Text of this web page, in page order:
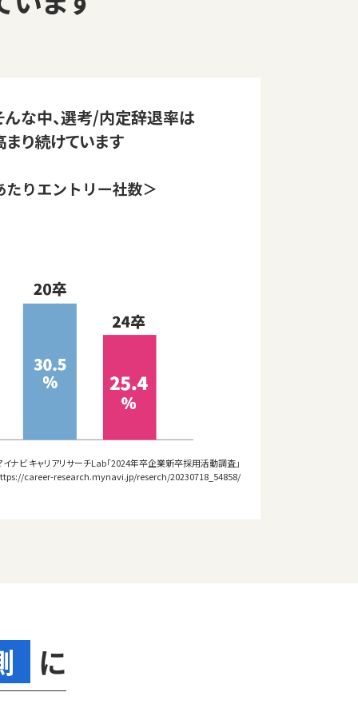
んな中、選考/内定辞退率は
まり続けています
イナビ キャリアリサーチLab「2024年卒企業新卒採用活動調査」
career-research.mynavi.jp/reserch/20230718_54858/
に